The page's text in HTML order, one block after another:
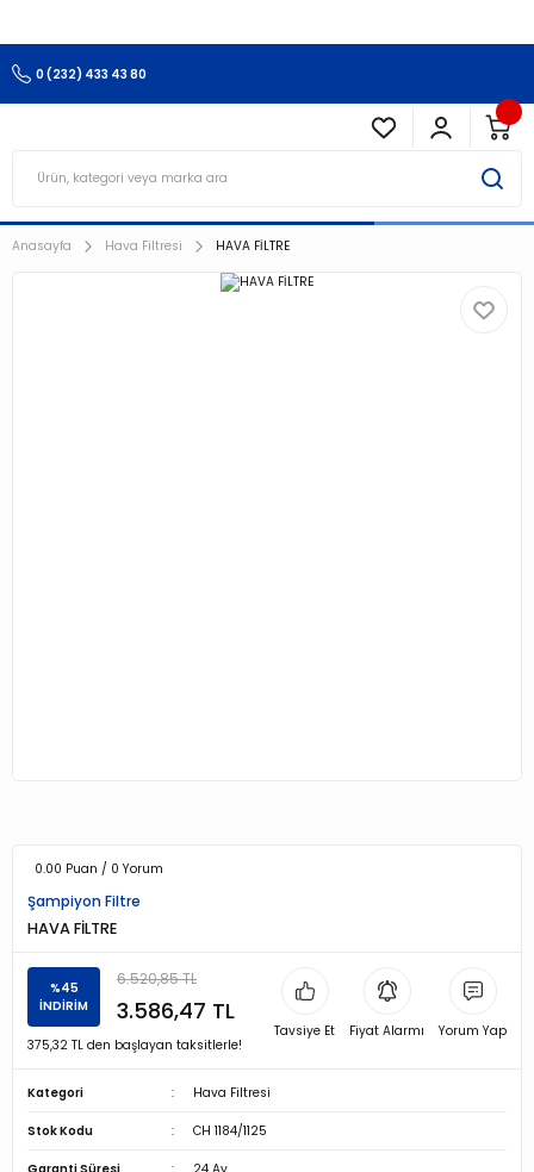
0 (232) 433 43 80
Anasayfa Hava Filtresi HAVA FİLTRE
0.00 Puan / 0 Yorum
Şampiyon Filtre
HAVA FİLTRE
%45
İNDİRİM
6.520,85 TL
3.586,47 TL
375,32 TL den başlayan taksitlerle!
Tavsiye Et Fiyat Alarmı Yorum Yap
Kategori Hava Filtresi
Stok Kodu CH 1184/1125